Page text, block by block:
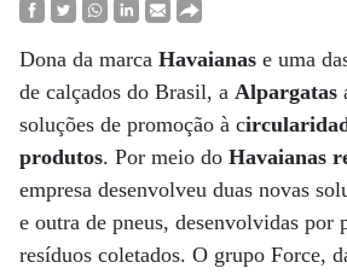
Dona da marca Havaianas e uma
de calçados do Brasil, a Alpargatas
soluções de promoção à c
produtos. Por meio do Havaianas
empresa desenvolveu duas novas
e outra de pneus, desenvolvidas por
resíduos coletados. O grupo Force,